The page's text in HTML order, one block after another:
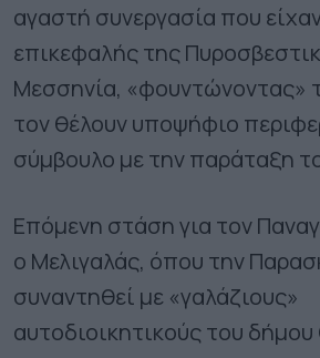
αγαστή συνεργασία που
επικεφαλής της
Μεσσηνία, «φουντώνοντας»
τον θέλουν υποψήφιο
σύμβουλο με την παράταξη
Επόμενη στάση για τον
ο Μελιγαλάς, όπου την
συναντηθεί με «γαλάζιους»
αυτοδιοικητικούς του δήμου